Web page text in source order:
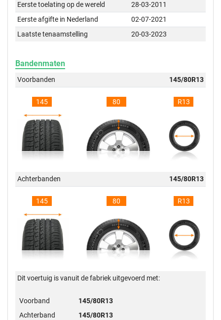
Eerste toelating op de wereld
28-03-2011
Eerste afgifte in Nederland
02-07-2021
Laatste tenaamstelling
20-03-2023
Bandenmaten
Voorbanden 145/80R13
145 80 R13
Achterbanden 145/80R13
145 80 R13
Dit voertuig is vanuit de fabriek uitgevoerd met:
Voorband
145/80R13
Achterband
145/80R13